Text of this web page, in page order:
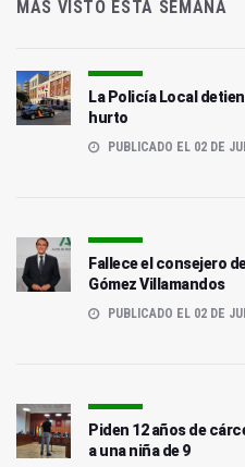
MÁS VISTO ESTA SEMANA
La Policía Local
hurto
PUBLICADO EL 02 DE
Fallece el consejero
Gómez Villamandos
PUBLICADO EL 02 DE
Piden 12 años de
a una niña de 9